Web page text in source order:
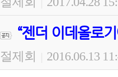
“젠더 이데올로
절제회 2016.06.13